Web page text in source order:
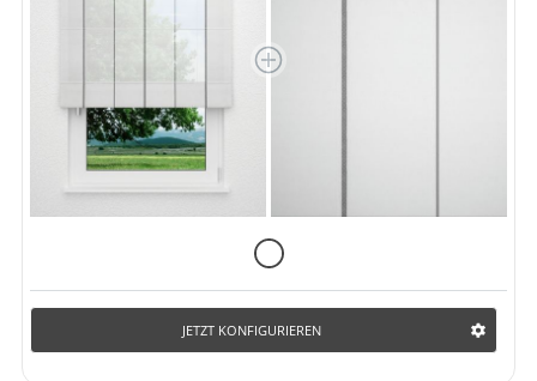
JETZT KONFIGURIEREN